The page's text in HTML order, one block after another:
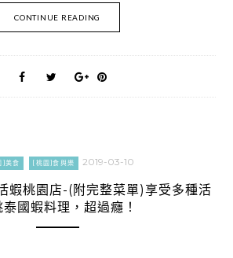
CONTINUE READING
]美食 [桃園]食與樂 2019-03-10
蝦桃園店-(附完整菜單)享受多種活
泰國蝦料理，超過癮！